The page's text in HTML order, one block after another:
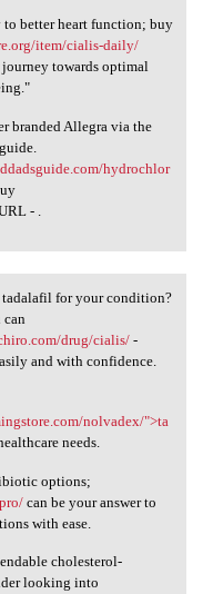
better heart function; buy
item/cialis-daily/
towards optimal
branded Allegra via the
hydrochlor
- .
tadalafil for your condition?
can
drug/cialis/-
and with confidence.
nolvadex/">ta
needs.
options;
can be your answer to
with ease.
cholesterol-
looking into